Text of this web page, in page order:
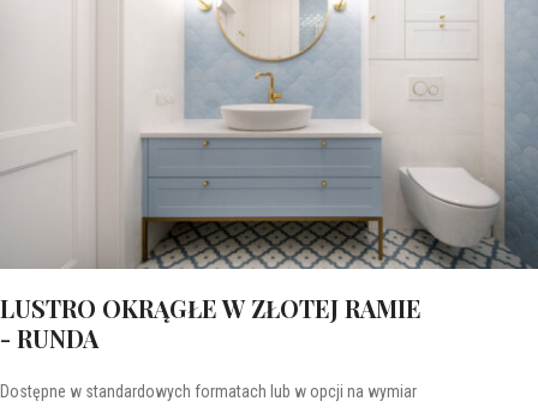
LUSTRO OKRĄGŁE W ZŁOTEJ RAMIE
- RUNDA
Dostępne w standardowych formatach lub w opcji na wymiar